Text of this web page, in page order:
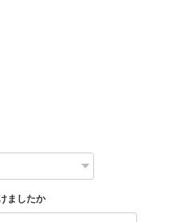
ましたか